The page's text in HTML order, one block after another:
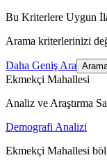
Bu Kriterlere Uygun
Arama kriterlerinizi
Daha Geniş Ara
Ekmekçi Mahallesi
Analiz ve Araştırma
Demografi Analizi
Ekmekçi Mahallesi